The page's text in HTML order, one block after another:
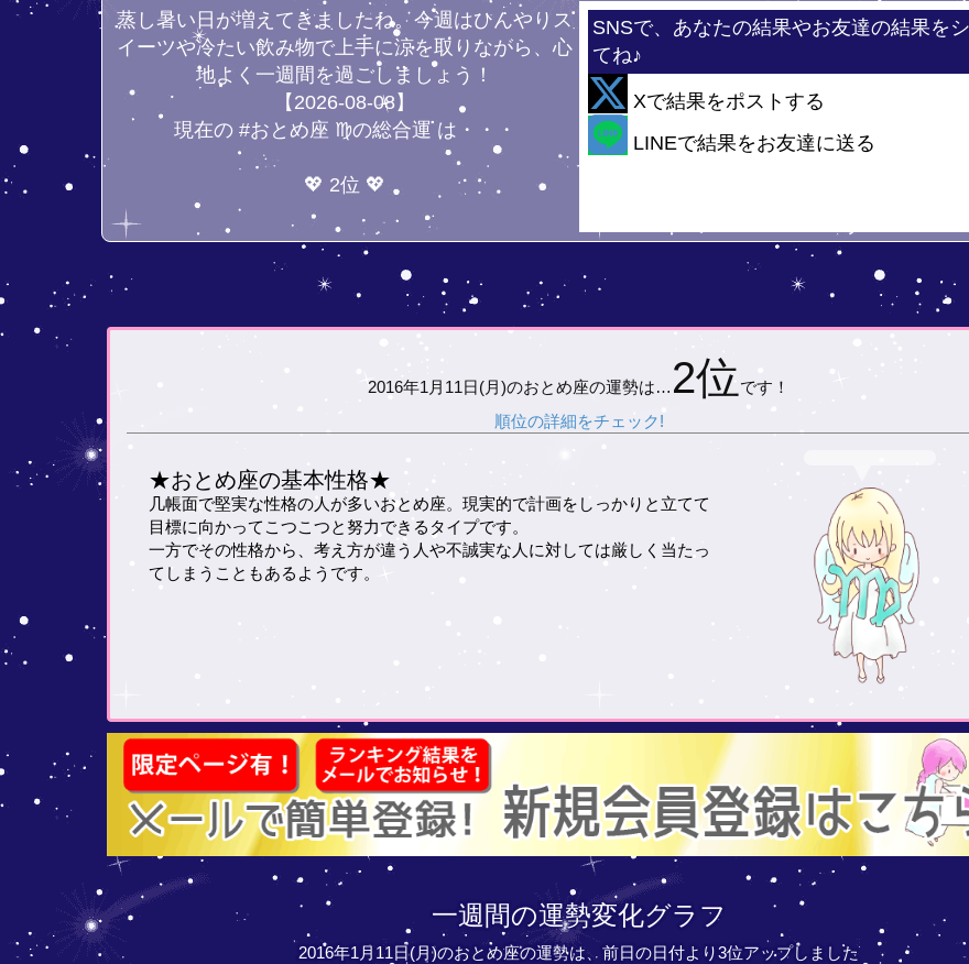
蒸し暑い日が増えてきましたね。今週はひんやりス
イーツや冷たい飲み物で上手に涼を取りながら、心
地よく一週間を過ごしましょう！
【2026-08-08】
現在の #おとめ座 ♍の総合運 は・・・
💖 2位 💖
SNSで、あなたの結果やお友達の結果を
てね♪
Xで結果をポストする
LINEで結果をお友達に送る
2016年1月11日(月)のおとめ座の運勢は… 2位 です！
順位の詳細をチェック!
★おとめ座の基本性格★
几帳面で堅実な性格の人が多いおとめ座。現実的で計画をしっかりと立てて
目標に向かってこつこつと努力できるタイプです。
一方でその性格から、考え方が違う人や不誠実な人に対しては厳しく当たっ
てしまうこともあるようです。
一週間の運勢変化グラフ
2016年1月11日(月)のおとめ座の運勢は、前日の日付より3位アップしました